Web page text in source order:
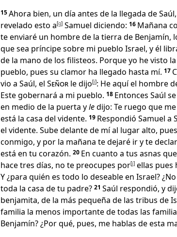
15Ahora bien, un día antes de la llegada de
revelado esto a[g] Samuel diciendo: 16 Mañana
te enviaré un hombre de la tierra de Benjamín,
que sea príncipe sobre mi pueblo Israel, y él
de la mano de los filisteos. Porque yo he visto
pueblo, pues su clamor ha llegado hasta mí. 17
vio a Saúl, el Señor le dijo[i]: He aquí el hombre
Este gobernará a mi pueblo. 18 Entonces Saúl
en medio de la puerta yledijo: Te ruego que
está la casa del vidente. 19 Respondió Samuel a
el vidente. Sube delante de mí al lugar alto,
conmigo, y por la mañana te dejaré ir y te
está en tu corazón. 20 En cuanto a tus asnas
hace tres días, no te preocupes por[j] ellas pues
Y ¿para quién es todo lo deseable en Israel?
toda la casa de tu padre? 21 Saúl respondió, y
benjamita, de la más pequeña de las tribus de
familia la menos importante de todas las
Benjamín? ¿Por qué, pues, me hablas de esta